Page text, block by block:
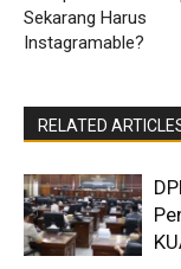
Sekarang Harus
Instagramable?
RELATED